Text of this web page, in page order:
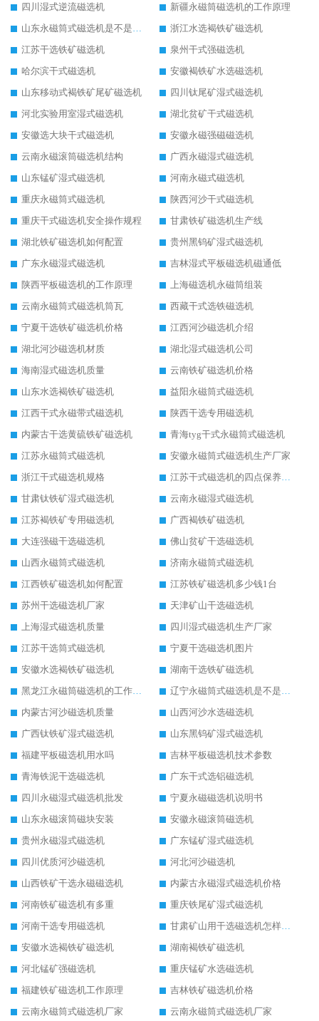
四川湿式逆流磁选机
新疆永磁筒磁选机的工作原理
山东永磁筒式磁选机是不是强磁
浙江水选褐铁矿磁选机
江苏干选铁矿磁选机
泉州干式强磁选机
哈尔滨干式磁选机
安徽褐铁矿水选磁选机
山东移动式褐铁矿尾矿磁选机
四川钛尾矿湿式磁选机
河北实验用室湿式磁选机
湖北贫矿干式磁选机
安徽选大块干式磁选机
安徽永磁强磁磁选机
云南永磁滚筒磁选机结构
广西永磁湿式磁选机
山东锰矿湿式磁选机
河南永磁式磁选机
重庆永磁筒式磁选机
陕西河沙干式磁选机
重庆干式磁选机安全操作规程
甘肃铁矿磁选机生产线
湖北铁矿磁选机如何配置
贵州黑钨矿湿式磁选机
广东永磁湿式磁选机
吉林湿式平板磁选机磁通低
陕西平板磁选机的工作原理
上海磁选机永磁筒组装
云南永磁筒式磁选机筒瓦
西藏干式选铁磁选机
宁夏干选铁矿磁选机价格
江西河沙磁选机介绍
湖北河沙磁选机材质
湖北湿式磁选机公司
海南湿式磁选机质量
云南铁矿磁选机价格
山东水选褐铁矿磁选机
益阳永磁筒式磁选机
江西干式永磁带式磁选机
陕西干选专用磁选机
内蒙古干选黄硫铁矿磁选机
青海tyg干式永磁筒式磁选机
江苏永磁筒式磁选机
安徽永磁筒式磁选机生产厂家
浙江干式磁选机规格
江苏干式磁选机的四点保养秘籍
甘肃钛铁矿湿式磁选机
云南永磁湿式磁选机
江苏褐铁矿专用磁选机
广西褐铁矿磁选机
大连强磁干选磁选机
佛山贫矿干选磁选机
山西永磁筒式磁选机
济南永磁筒式磁选机
江西铁矿磁选机如何配置
江苏铁矿磁选机多少钱1台
苏州干选磁选机厂家
天津矿山干选磁选机
上海湿式磁选机质量
四川湿式磁选机生产厂家
江苏干选筒式磁选机
宁夏干选磁选机图片
安徽水选褐铁矿磁选机
湖南干选铁矿磁选机
黑龙江永磁筒磁选机的工作原理
辽宁永磁筒式磁选机是不是强磁
内蒙古河沙磁选机质量
山西河沙水选磁选机
广西钛铁矿湿式磁选机
山东黑钨矿湿式磁选机
福建平板磁选机用水吗
吉林平板磁选机技术参数
青海铁泥干选磁选机
广东干式选铝磁选机
四川永磁湿式磁选机批发
宁夏永磁磁选机说明书
山东永磁滚筒磁块安装
安徽永磁滚筒磁选机
贵州永磁湿式磁选机
广东锰矿湿式磁选机
四川优质河沙磁选机
河北河沙磁选机
山西铁矿干选永磁磁选机
内蒙古永磁湿式磁选机价格
河南铁矿磁选机有多重
重庆铁尾矿湿式磁选机
河南干选专用磁选机
甘肃矿山用干选磁选机怎样调磁
安徽水选褐铁矿磁选机
湖南褐铁矿磁选机
河北锰矿强磁选机
重庆锰矿水选磁选机
福建铁矿磁选机工作原理
吉林铁矿磁选机价格
云南永磁筒式磁选机厂家
云南永磁筒式磁选机厂家